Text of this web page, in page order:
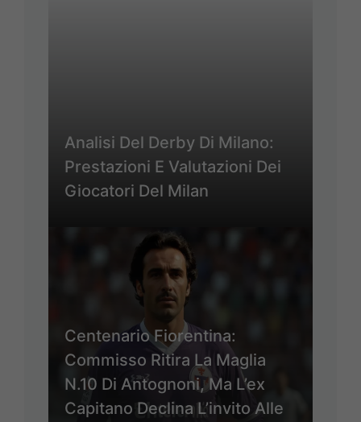
Analisi Del Derby Di Milano:
Prestazioni E Valutazioni Dei
Giocatori Del Milan
Centenario Fiorentina:
Commisso Ritira La Maglia
N.10 Di Antognoni, Ma L’ex
Capitano Declina L’invito Alle